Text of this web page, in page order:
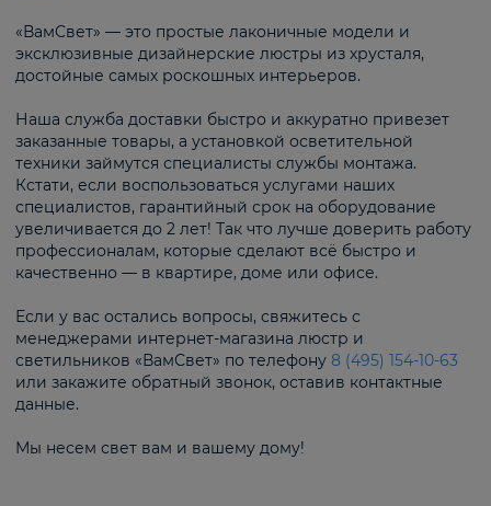
«ВамСвет» — это простые лаконичные модели и
эксклюзивные дизайнерские люстры из хрусталя,
достойные самых роскошных интерьеров.
Наша служба доставки быстро и аккуратно привезет
заказанные товары, а установкой осветительной
техники займутся специалисты службы монтажа.
Кстати, если воспользоваться услугами наших
специалистов, гарантийный срок на оборудование
увеличивается до 2 лет! Так что лучше доверить работу
профессионалам, которые сделают всё быстро и
качественно — в квартире, доме или офисе.
Если у вас остались вопросы, свяжитесь с
менеджерами интернет-магазина люстр и
светильников «ВамСвет» по телефону 8 (495) 154-10-63
или закажите обратный звонок, оставив контактные
данные.
Мы несем свет вам и вашему дому!